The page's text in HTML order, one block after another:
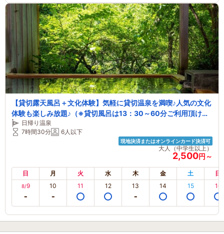
【貸切露天風呂＋文化体験】気軽に貸切温泉を満喫♪人気の文化
体験も楽しみ放題♪（※貸切風呂は13：30～60分ご利用頂けま
す）日帰り温泉
7時間30分
6人以下
現地決済またはオンラインカード決済可
大人（中学生以上）
2,500円～
日 月 火 水 木 金 土 日
8/9 10 11 12 13 14 15 16